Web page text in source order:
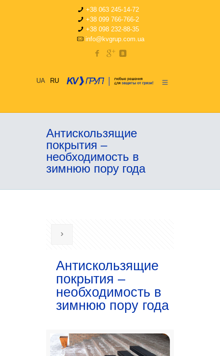
+38 063 245-14-72
+38 099 766-766-2
+38 098 232-88-35
info@kvgrup.com.ua
UA RU
Антискользящие
покрытия –
необходимость в
зимнюю пору года
Антискользящие
покрытия –
необходимость в
зимнюю пору года